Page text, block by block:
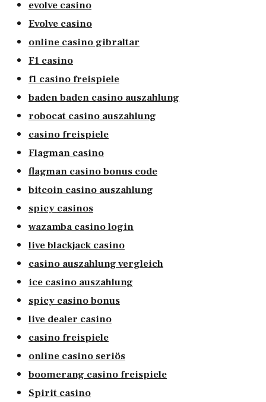
evolve casino
Evolve casino
online casino gibraltar
F1 casino
f1 casino freispiele
baden baden casino auszahlung
robocat casino auszahlung
casino freispiele
Flagman casino
flagman casino bonus code
bitcoin casino auszahlung
spicy casinos
wazamba casino login
live blackjack casino
casino auszahlung vergleich
ice casino auszahlung
spicy casino bonus
live dealer casino
casino freispiele
online casino seriös
boomerang casino freispiele
Spirit casino